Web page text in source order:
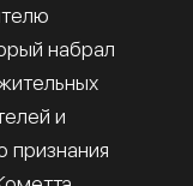
набрал
и
признания